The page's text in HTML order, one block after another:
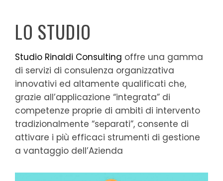
LO STUDIO
Studio Rinaldi Consulting offre una gamma
di servizi di consulenza organizzativa
innovativi ed altamente qualificati che,
grazie all’applicazione “integrata” di
competenze proprie di ambiti di intervento
tradizionalmente “separati”, consente di
attivare i più efficaci strumenti di gestione
a vantaggio dell’Azienda